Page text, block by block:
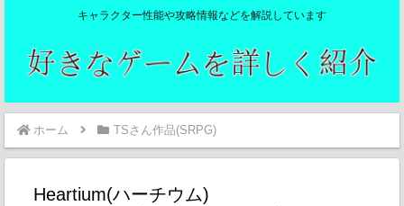
キャラクター性能や攻略情報などを解説しています
ホーム TSさん作品(SRPG)
Heartium(ハーチウム)